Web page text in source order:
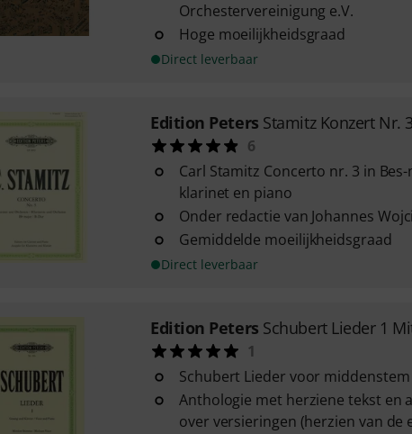
Orchestervereinigung e.V.
Hoge moeilijkheidsgraad
Direct leverbaar
Edition Peters Stamitz Konzert Nr. 3
6
Carl Stamitz Concerto nr. 3 in
klarinet en piano
Onder redactie van Johannes
Gemiddelde moeilijkheidsgraad
Direct leverbaar
Edition Peters Schubert Lieder 1
1
Schubert Lieder voor
Anthologie met herziene tekst en
over versieringen (herzien van de